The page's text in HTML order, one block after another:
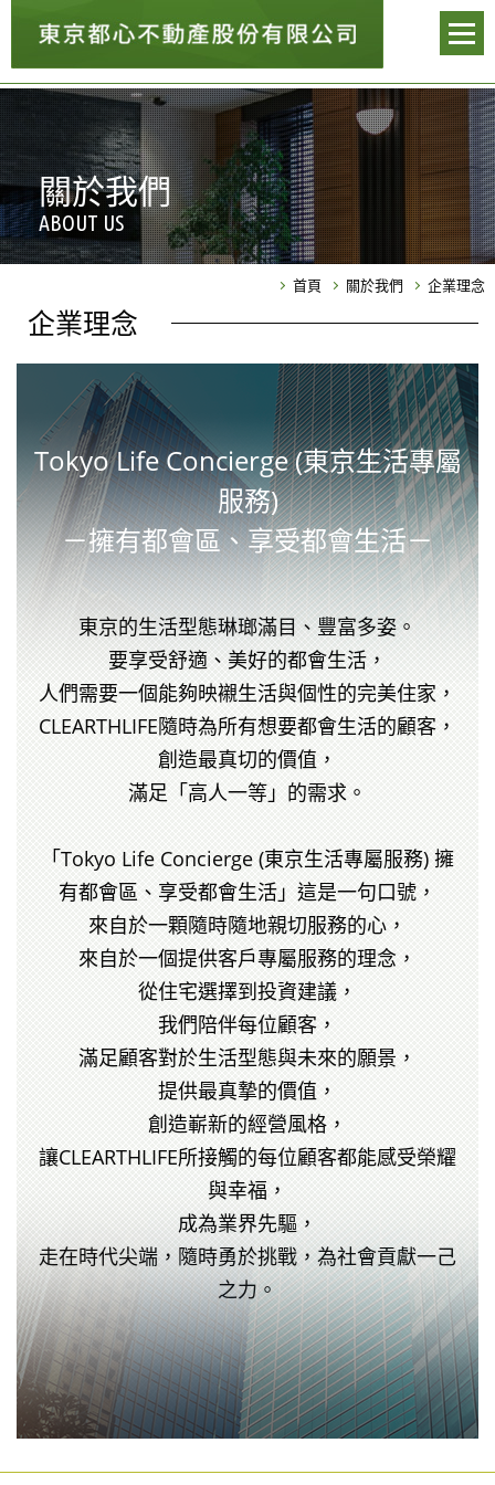
關於我們
ABOUT US
首頁 關於我們 企業理念
企業理念
Tokyo Life Concierge (東京生活專屬
服務)
－擁有都會區、享受都會生活－
東京的生活型態琳瑯滿目、豐富多姿。
要享受舒適、美好的都會生活，
人們需要一個能夠映襯生活與個性的完美住家，
CLEARTHLIFE隨時為所有想要都會生活的顧客，
創造最真切的價值，
滿足「高人一等」的需求。
「Tokyo Life Concierge (東京生活專屬服務) 擁
有都會區、享受都會生活」這是一句口號，
來自於一顆隨時隨地親切服務的心，
來自於一個提供客戶專屬服務的理念，
從住宅選擇到投資建議，
我們陪伴每位顧客，
滿足顧客對於生活型態與未來的願景，
提供最真摯的價值，
創造嶄新的經營風格，
讓CLEARTHLIFE所接觸的每位顧客都能感受榮耀
與幸福，
成為業界先驅，
走在時代尖端，隨時勇於挑戰，為社會貢獻一己
之力。